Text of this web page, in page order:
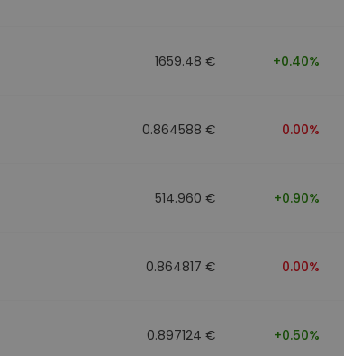
1659.48 € +0.40%
0.864588 € 0.00%
514.960 € +0.90%
0.864817 € 0.00%
0.897124 € +0.50%